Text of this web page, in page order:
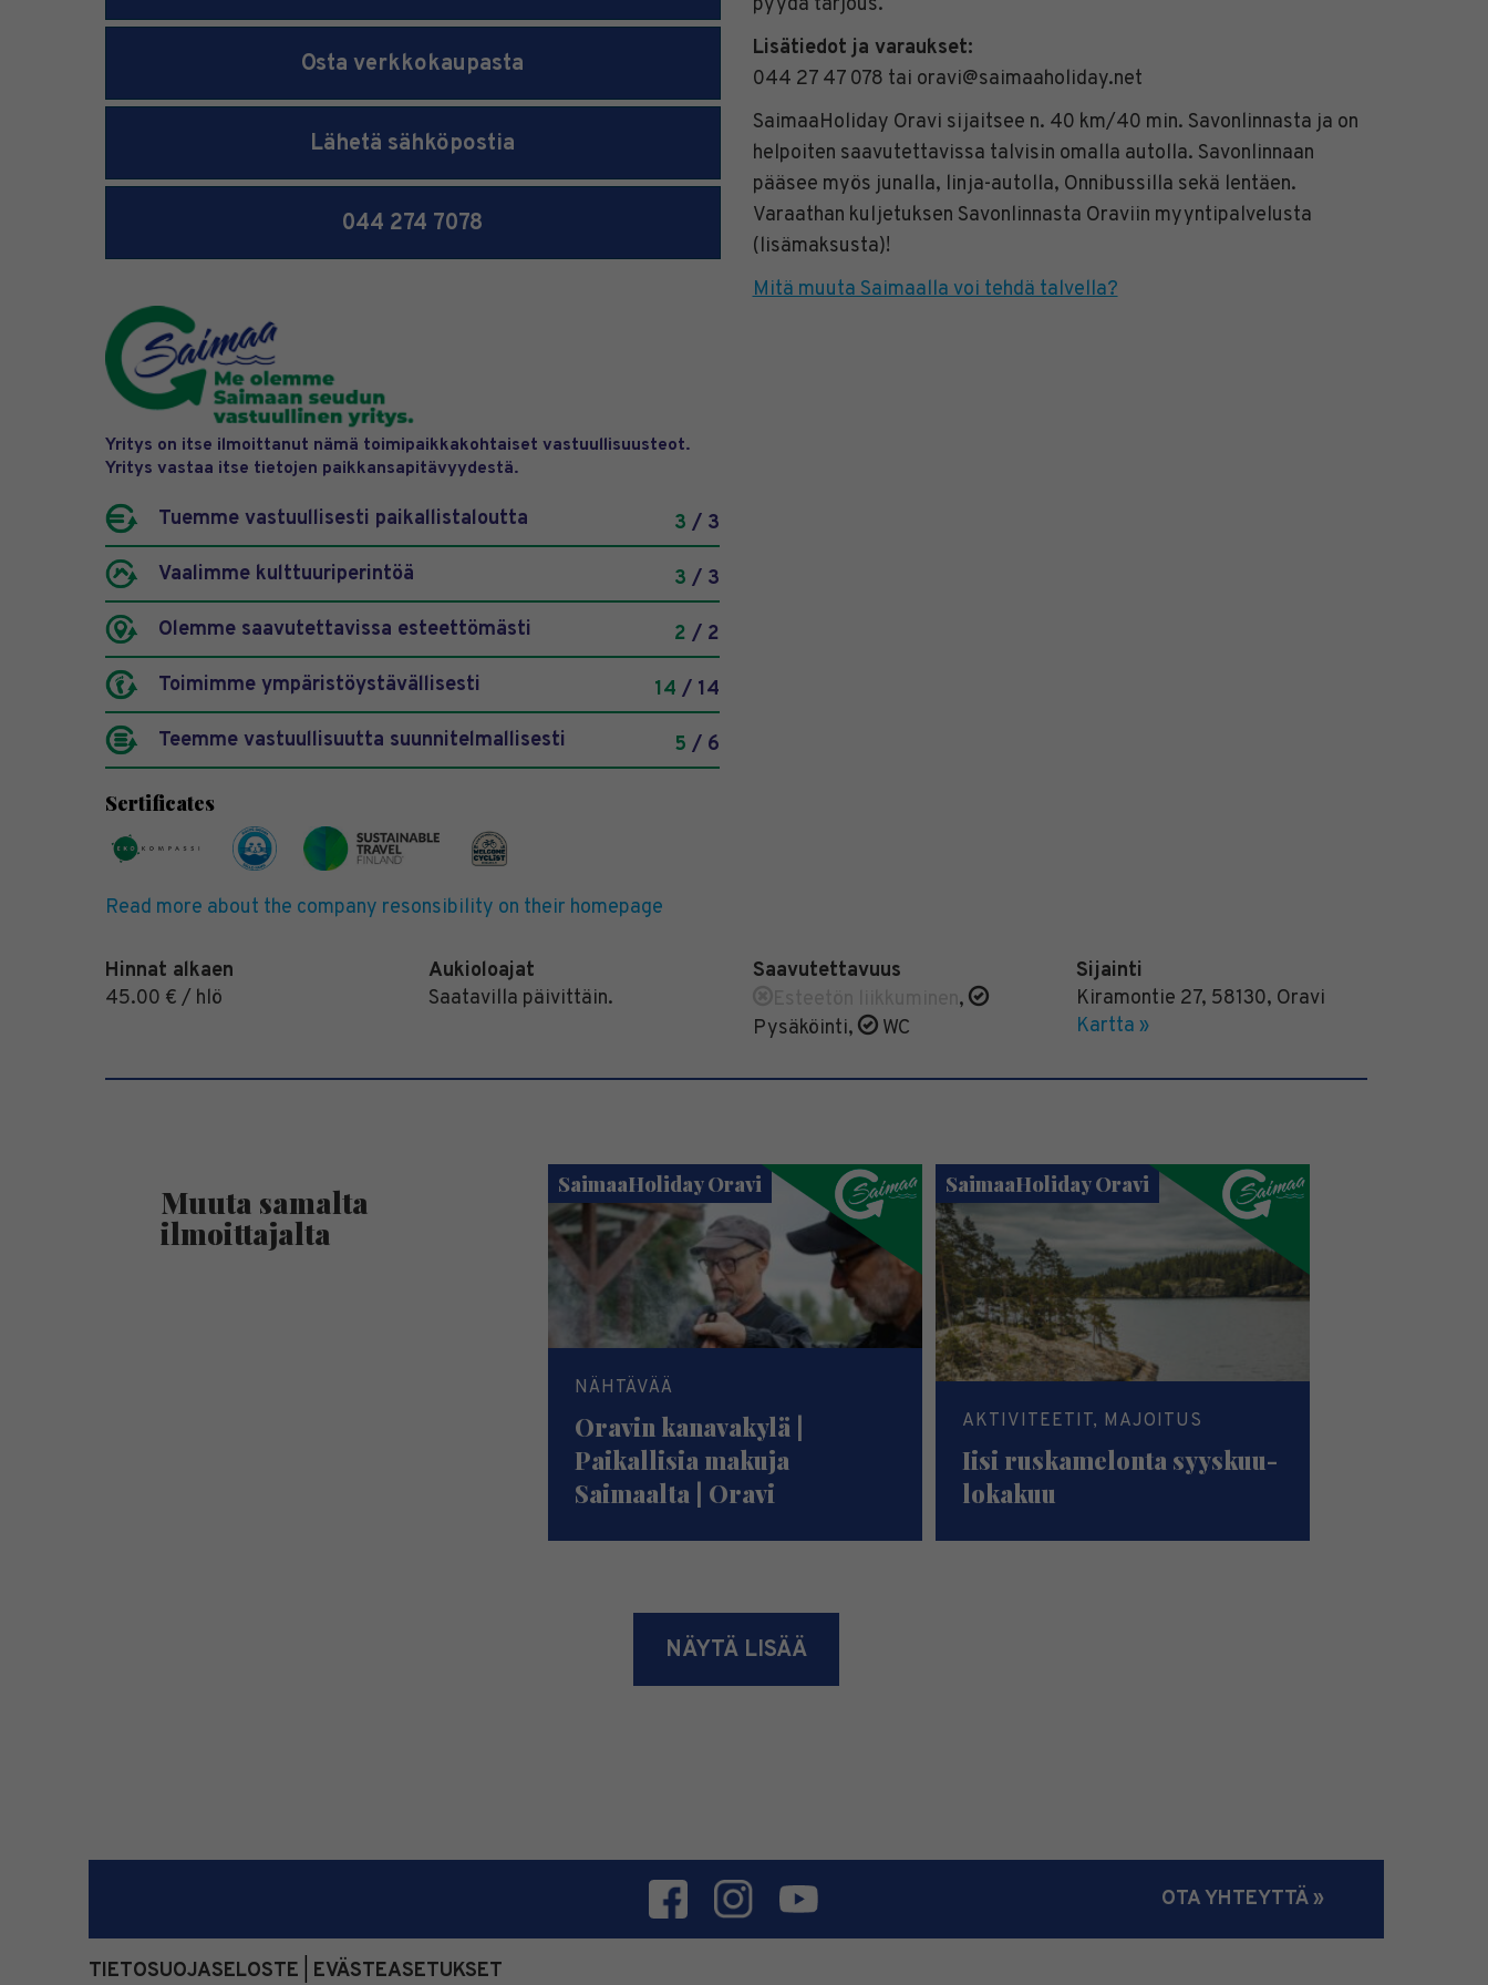
Osta verkkokaupasta
Lähetä sähköpostia
044 274 7078
Yritys on itse ilmoittanut nämä toimipaikkakohtaiset vastuullisuusteot.
Yritys vastaa itse tietojen paikkansapitävyydestä.
Tuemme vastuullisesti paikallistaloutta 3 / 3
Vaalimme kulttuuriperintöä
3 / 3
Olemme saavutettavissa esteettömästi
2 / 2
Toimimme ympäristöystävällisesti
14 / 14
Teemme vastuullisuutta suunnitelmallisesti
5 / 6
Sertificates
Read more about the company resonsibility on their homepage
Lisätiedot ja varaukset:
044 27 47 078 tai oravi@saimaaholiday.net
SaimaaHoliday Oravi sijaitsee n. 40 km/40 min. Savonlinnasta ja on
helpoiten saavutettavissa talvisin omalla autolla. Savonlinnaan
pääsee myös junalla, linja-autolla, Onnibussilla sekä lentäen.
Varaathan kuljetuksen Savonlinnasta Oraviin myyntipalvelusta
(lisämaksusta)!
Mitä muuta Saimaalla voi tehdä talvella?
Hinnat alkaen
45.00 € / hlö
Aukioloajat
Saatavilla päivittäin.
Saavutettavuus
,
Pysäköinti, WC
Sijainti
Kiramontie 27, 58130, Oravi
Kartta »
Muuta samalta
ilmoittajalta
SaimaaHoliday Oravi
NÄHTÄVÄÄ
Oravin kanavakylä |
Paikallisia makuja
Saimaalta | Oravi
SaimaaHoliday Oravi
AKTIVITEETIT, MAJOITUS
Iisi ruskamelonta syyskuu-
lokakuu
NÄYTÄ LISÄÄ
OTA YHTEYTTÄ »
TIETOSUOJASELOSTE EVÄSTEASETUKSET